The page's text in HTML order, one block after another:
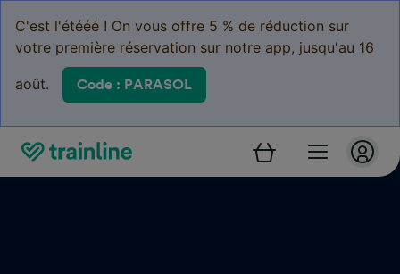
C'est l'étééé ! On vous offre 5 % de réduction sur
votre première réservation sur notre app, jusqu'au 16
août. Code : PARASOL